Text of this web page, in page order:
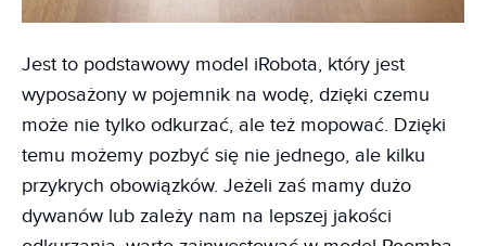
Jest to podstawowy model iRobota, który jest
wyposażony w pojemnik na wodę, dzięki czemu
może nie tylko odkurzać, ale też mopować. Dzięki
temu możemy pozbyć się nie jednego, ale kilku
przykrych obowiązków. Jeżeli zaś mamy dużo
dywanów lub zależy nam na lepszej jakości